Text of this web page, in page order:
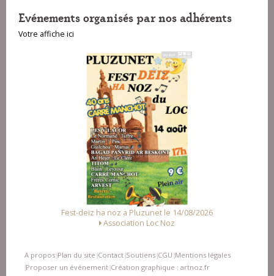
Evénements organisés par nos adhérents
Votre affiche ici
Fest-deiz ha noz a Pluzunet le 14/08/2026
Association Loc Noz
A propos Plan du site Contact Soutiens CGU Mentions légales
Proposer un événement Création graphique : artnoz.fr